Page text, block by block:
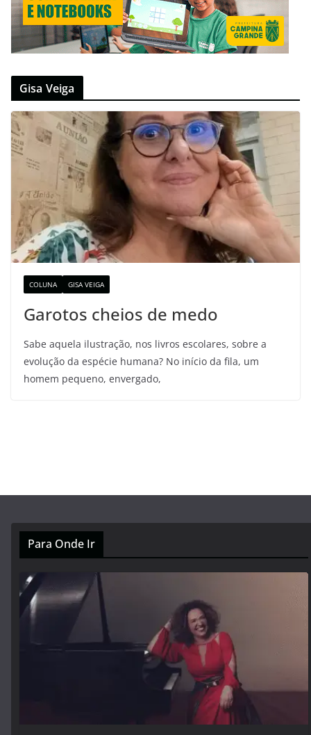
Gisa Veiga
COLUNA GISA VEIGA
Garotos cheios de medo
Sabe aquela ilustração, nos livros escolares, sobre a
evolução da espécie humana? No início da fila, um
homem pequeno, envergado,
Para Onde Ir